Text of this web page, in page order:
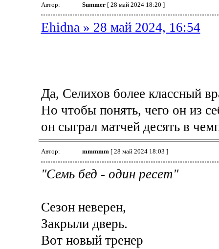
Автор: Summer[ 28 май 2024 18:20 ]
Ehidna » 28 май 2024, 16:54
Да, Селихов более классный
Но чтобы понять, чего он из
он сыграл матчей десять в
Автор: mmmmm [ 28 май 2024 18:03 ]
"Семь бед - один ресет"
Сезон неверен,
Закрыли дверь.
Вот новый тренер